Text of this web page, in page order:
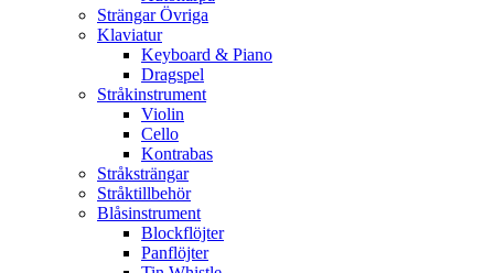
Strängar Övriga
Klaviatur
Keyboard & Piano
Dragspel
Stråkinstrument
Violin
Cello
Kontrabas
Stråksträngar
Stråktillbehör
Blåsinstrument
Blockflöjter
Panflöjter